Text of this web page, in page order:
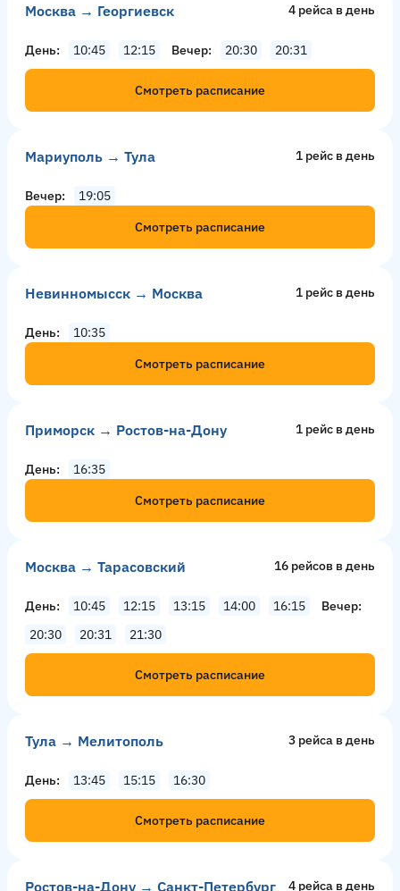
Москва → Георгиевск 4 рейсa в день
День 10:45 12:15 Вечер 20:30 20:31
Смотреть расписание
Мариуполь → Тула 1 рейс в день
Вечер
19:05
Смотреть расписание
Невинномысск → Москва 1 рейс в день
День
10:35
Смотреть расписание
Приморск → Ростов-на-Дону 1 рейс в день
День
16:35
Смотреть расписание
Москва → Тарасовский 16 рейсов в день
День 10:45 12:15 13:15 14:00 16:15
Вечер
20:30
20:31 21:30
Смотреть расписание
Тула → Мелитополь 3 рейсa в день
День 13:45 15:15 16:30
Смотреть расписание
Ростов-на-Дону → Санкт-Петербург 4 рейсa в день